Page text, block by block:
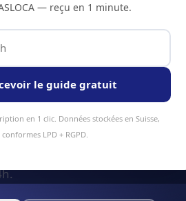
à
de nettoyage et facility
à Villeret. Dès
— reçu en 1 minute.
le guide gratuit
en 1 clic. Données stockées en Suisse,
conformes LPD + RGPD.